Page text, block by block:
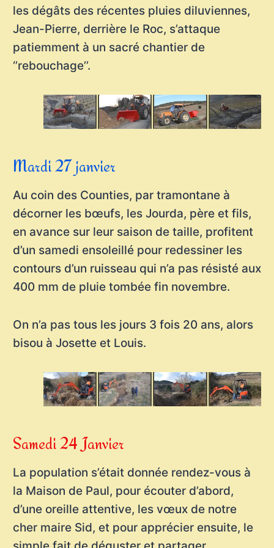
les dégâts des récentes pluies diluviennes,
Jean-Pierre, derrière le Roc, s’attaque
patiemment à un sacré chantier de
‘’rebouchage’’.
Mardi 27 janvier
Au coin des Counties, par tramontane à
décorner les bœufs, les Jourda, père et fils,
en avance sur leur saison de taille, profitent
d’un samedi ensoleillé pour redessiner les
contours d’un ruisseau qui n’a pas résisté aux
400 mm de pluie tombée fin novembre.
On n’a pas tous les jours 3 fois 20 ans, alors
bisou à Josette et Louis.
Samedi 24 Janvier
La population s’était donnée rendez-vous à
la Maison de Paul, pour écouter d’abord,
d’une oreille attentive, les vœux de notre
cher maire Sid, et pour apprécier ensuite, le